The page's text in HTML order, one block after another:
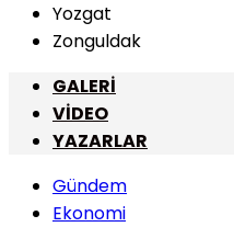
Yozgat
Zonguldak
GALERİ
VİDEO
YAZARLAR
Gündem
Ekonomi